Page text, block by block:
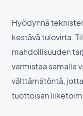
Hyödynnä
kestävä tulovirta.
mahdollisuuden
varmistaa samalla
välttämätöntä,
tuottoisan